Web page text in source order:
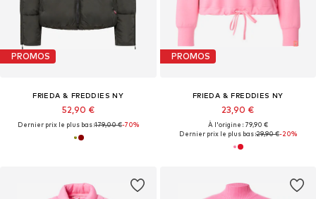
PROMOS
FRIEDA & FREDDIES NY
52,90 €
Dernier prix le plus bas :179,00 €-70%
PROMOS
FRIEDA & FREDDIES NY
23,90 €
À l'origine : 79,90 €
Dernier prix le plus bas :29,90 €-20%